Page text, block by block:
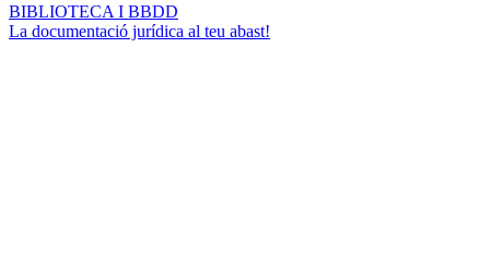
BIBLIOTECA I BBDD
La documentació jurídica al teu abast!